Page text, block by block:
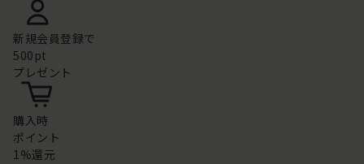
新規会員登録で
500pt
プレゼント
購入時
ポイント
1%還元